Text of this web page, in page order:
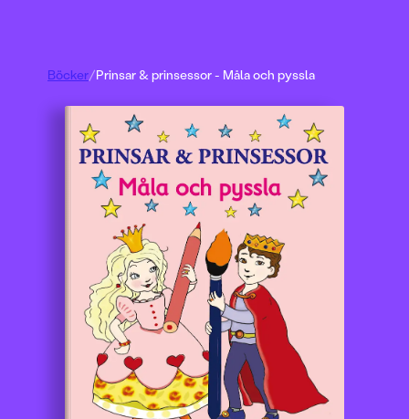
Böcker/Prinsar & prinsessor - Måla och pyssla